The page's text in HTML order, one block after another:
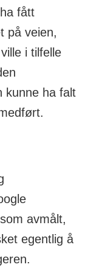
fått
på veien,
i tilfelle
kunne ha falt
avmålt,
egentlig å